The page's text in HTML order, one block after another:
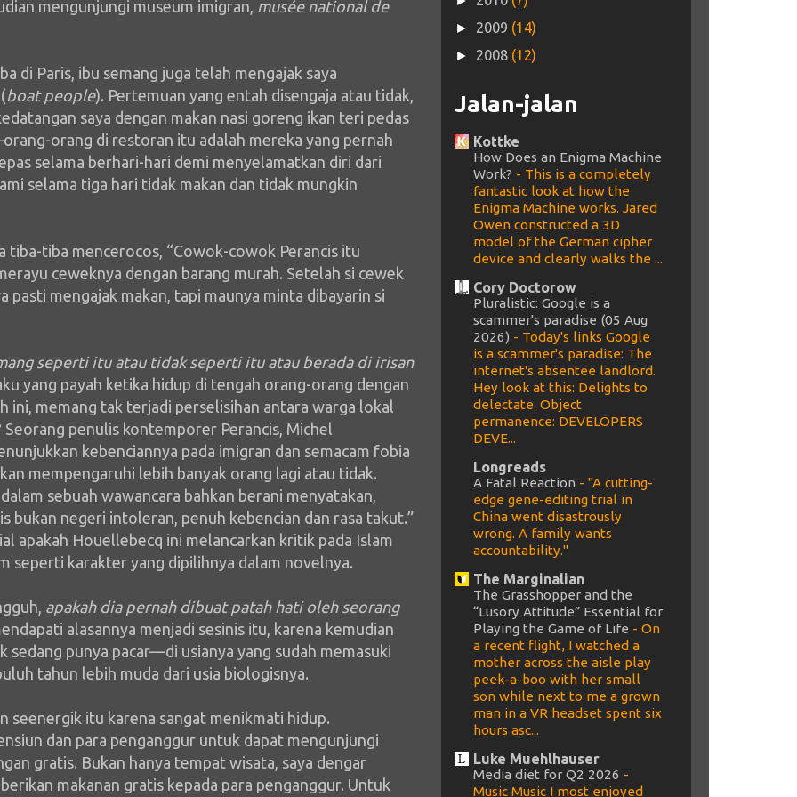
mengunjungi museum imigran, musée national de
di Paris, ibu semang juga telah mengajak saya
boat people). Pertemuan yang entah disengaja atau tidak,
saya dengan makan nasi goreng ikan teri pedas
orang di restoran itu adalah mereka yang pernah
selama berhari-hari demi menyelamatkan diri dari
selama tiga hari tidak makan dan tidak mungkin
tiba-tiba mencerocos, “Cowok-cowok Perancis itu
ceweknya dengan barang murah. Setelah si cewek
mengajak makan, tapi maunya minta dibayarin si
seperti itu atau tidak seperti itu atau berada di irisan
yang payah ketika hidup di tengah orang-orang dengan
ini, memang tak terjadi perselisihan antara warga lokal
Seorang penulis kontemporer Perancis, Michel
kebenciannya pada imigran dan semacam fobia
mempengaruhi lebih banyak orang lagi atau tidak.
sebuah wawancara bahkan berani menyatakan,
bukan negeri intoleran, penuh kebencian dan rasa takut.”
apakah Houellebecq ini melancarkan kritik pada Islam
seperti karakter yang dipilihnya dalam novelnya.
apakah dia pernah dibuat patah hati oleh seorang
alasannya menjadi sesinis itu, karena kemudian
sedang punya pacar—di usianya yang sudah memasuki
tahun lebih muda dari usia biologisnya.
seenergik itu karena sangat menikmati hidup.
dan para penganggur untuk dapat mengunjungi
gratis. Bukan hanya tempat wisata, saya dengar
makanan gratis kepada para penganggur. Untuk
► 2009 (14)
► 2008 (12)
Jalan-jalan
Kottke
How Does an Enigma Machine
Work? - This is a completely
fantastic look at how the
Enigma Machine works. Jared
Owen constructed a 3D
model of the German cipher
device and clearly walks the ...
Cory Doctorow
Pluralistic: Google is a
scammer's paradise (05 Aug
2026) - Today's links Google
is a scammer's paradise: The
internet's absentee landlord.
Hey look at this: Delights to
delectate. Object
permanence: DEVELOPERS
DEVE...
Longreads
A Fatal Reaction - "A cutting-
edge gene-editing trial in
China went disastrously
wrong. A family wants
accountability."
The Marginalian
The Grasshopper and the
“Lusory Attitude” Essential for
Playing the Game of Life - On
a recent flight, I watched a
mother across the aisle play
peek-a-boo with her small
son while next to me a grown
man in a VR headset spent six
hours asc...
Luke Muehlhauser
Media diet for Q2 2026 -
Music Music I most enjoyed